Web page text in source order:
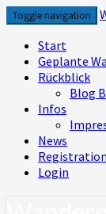
Skip
to
content
Toggle navigation
Start
Geplante
Rückblick
Blog
Infos
News
Registration
Login